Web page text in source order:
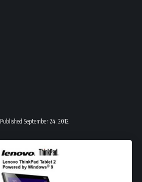
Published September 24, 2012